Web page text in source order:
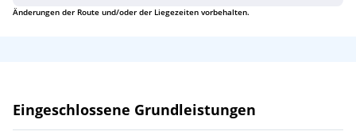
Änderungen der Route und/oder der Liegezeiten vorbehalten.
Leistungen
Eingeschlossene Grundleistungen